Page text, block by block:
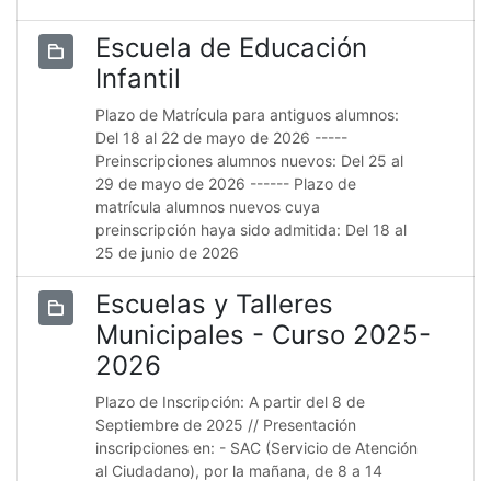
Escuela de Educación
Infantil
Plazo de Matrícula para antiguos alumnos:
Del 18 al 22 de mayo de 2026 -----
Preinscripciones alumnos nuevos: Del 25 al
29 de mayo de 2026 ------ Plazo de
matrícula alumnos nuevos cuya
preinscripción haya sido admitida: Del 18 al
25 de junio de 2026
Escuelas y Talleres
Municipales - Curso 2025-
2026
Plazo de Inscripción: A partir del 8 de
Septiembre de 2025 // Presentación
inscripciones en: - SAC (Servicio de Atención
al Ciudadano), por la mañana, de 8 a 14